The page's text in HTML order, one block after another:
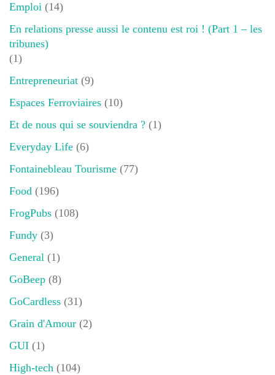
Emploi (14)
En relations presse aussi le contenu est roi ! (Part 1 – les
tribunes)
(1)
Entrepreneuriat (9)
Espaces Ferroviaires (10)
Et de nous qui se souviendra ? (1)
Everyday Life (6)
Fontainebleau Tourisme (77)
Food (196)
FrogPubs (108)
Fundy (3)
General (1)
GoBeep (8)
GoCardless (31)
Grain d'Amour (2)
GUI (1)
High-tech (104)